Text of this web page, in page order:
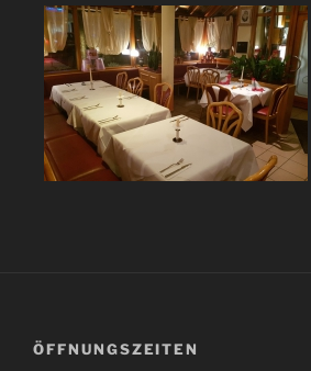
ÖFFNUNGSZEITEN